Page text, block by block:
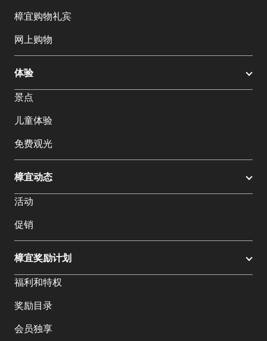
樟宜购物礼宾
网上购物
体验
景点
儿童体验
免费观光
樟宜动态
活动
促销
樟宜奖励计划
福利和特权
奖励目录
会员独享